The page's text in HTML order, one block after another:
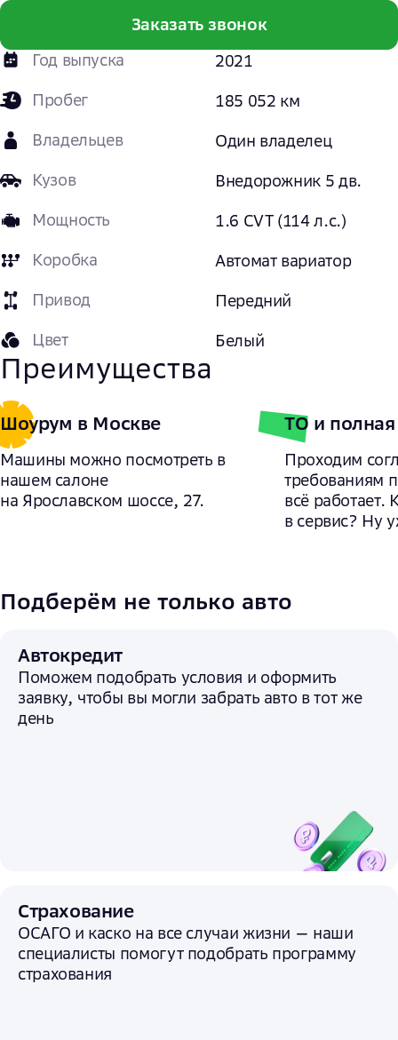
Год выпуска
2021
Пробег
185 052 км
Владельцев
Один владелец
Кузов
Внедорожник 5 дв.
Мощность
1.6 CVT (114 л.с.)
Коробка
Автомат вариатор
Привод
Передний
Цвет
Белый
Заказать звонок
Преимущества
Шоурум в Москве
Машины можно посмотреть в
нашем салоне
на Ярославском шоссе, 27.
ТО и полная
Проходим
требованиям
всё работает.
в сервис? Ну
Подберём не только авто
Автокредит
Поможем подобрать условия и оформить
заявку, чтобы вы могли забрать авто в тот же
день
Страхование
ОСАГО и каско на все случаи жизни — наши
специалисты помогут подобрать программу
страхования